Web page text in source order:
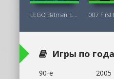
LEGO Batman: Legacy of the Dark Knight
Игры по
90-е
2005